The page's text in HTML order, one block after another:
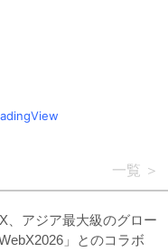
一覧
、アジア最大級のグロー
」とのコラボ